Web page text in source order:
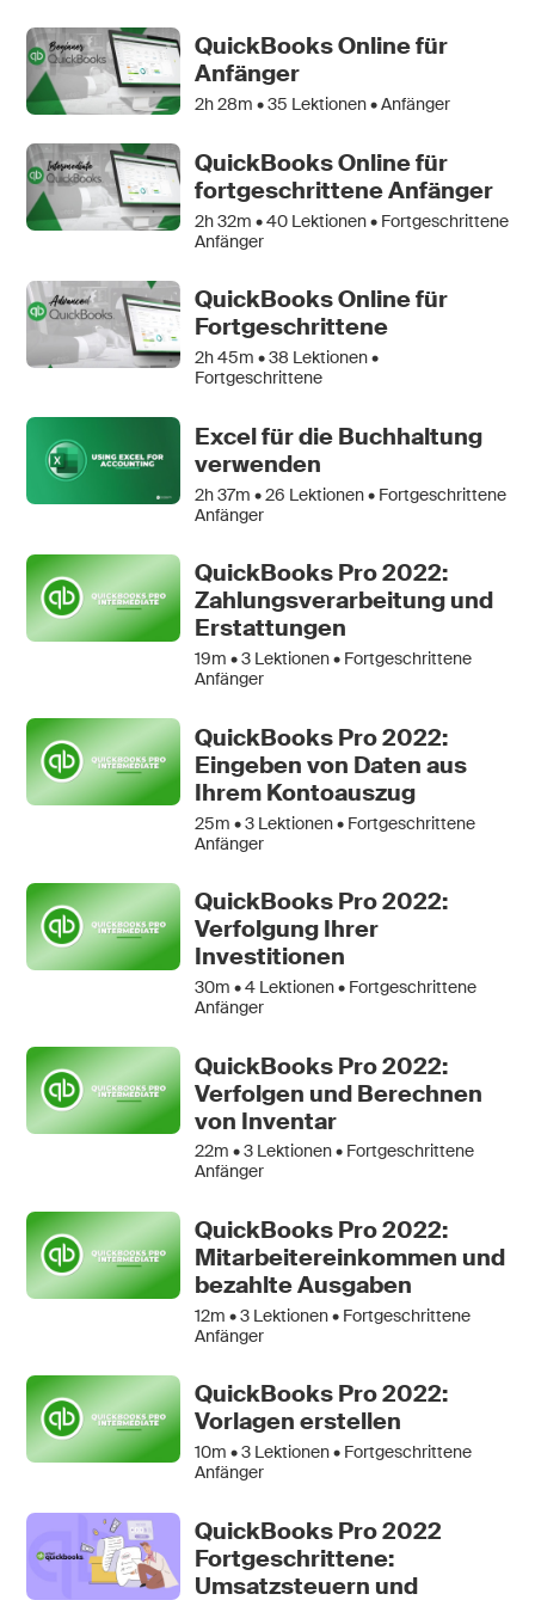
QuickBooks Online für
Anfänger
2h 28m •35 Lektionen • Anfänger
QuickBooks Online für
fortgeschrittene Anfänger
2h 32m •40 Lektionen • Fortgeschrittene
Anfänger
QuickBooks Online für
Fortgeschrittene
2h 45m •38 Lektionen •
Fortgeschrittene
Excel für die Buchhaltung
verwenden
2h 37m •26 Lektionen • Fortgeschrittene
Anfänger
QuickBooks Pro 2022:
Zahlungsverarbeitung und
Erstattungen
19m •3 Lektionen • Fortgeschrittene
Anfänger
QuickBooks Pro 2022:
Eingeben von Daten aus
Ihrem Kontoauszug
25m •3 Lektionen • Fortgeschrittene
Anfänger
QuickBooks Pro 2022:
Verfolgung Ihrer
Investitionen
30m •4 Lektionen • Fortgeschrittene
Anfänger
QuickBooks Pro 2022:
Verfolgen und Berechnen
von Inventar
22m •3 Lektionen • Fortgeschrittene
Anfänger
QuickBooks Pro 2022:
Mitarbeitereinkommen und
bezahlte Ausgaben
12m •3 Lektionen • Fortgeschrittene
Anfänger
QuickBooks Pro 2022:
Vorlagen erstellen
10m •3 Lektionen • Fortgeschrittene
Anfänger
QuickBooks Pro 2022
Fortgeschrittene:
Umsatzsteuern und